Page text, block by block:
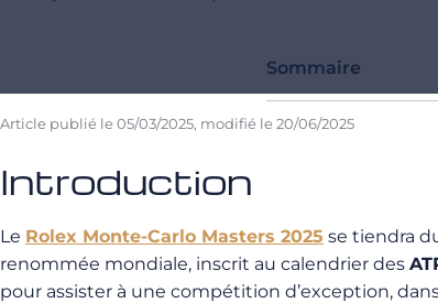
Sommaire
Article publié le05/03/2025, modifié le20/06/2025
Introduction
Le Rolex Monte-Carlo Masters 2025 se tiendra
renommée mondiale, inscrit au calendrier des
pour assister à une compétition d’exception,